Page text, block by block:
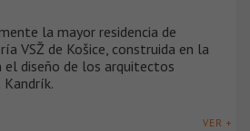
la mayor residencia de
VSŽ de Košice, construida en la
el diseño de los arquitectos
Kandrík.
VER +